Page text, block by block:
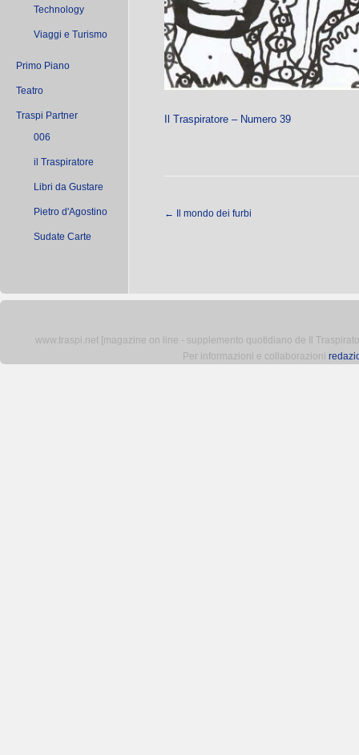
Technology
Viaggi e Turismo
Primo Piano
Teatro
Traspi Partner
006
il Traspiratore
Libri da Gustare
Pietro d'Agostino
Sudate Carte
Il Traspiratore – Numero 39
← Il mondo dei furbi
www.traspi.net [magazine on line - supplemento quotidiano de Il
Per informazioni e collaborazioni